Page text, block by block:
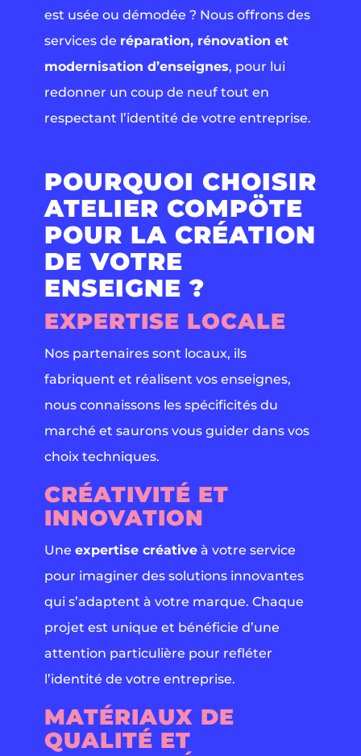
est usée ou démodée ? Nous offrons des
services de réparation, rénovation et
modernisation d’enseignes, pour lui
redonner un coup de neuf tout en
respectant l’identité de votre entreprise.
POURQUOI CHOISIR
ATELIER COMPÖTE
POUR LA CRÉATION
DE VOTRE
ENSEIGNE ?
EXPERTISE LOCALE
Nos partenaires sont locaux, ils
fabriquent et réalisent vos enseignes,
nous connaissons les spécificités du
marché et saurons vous guider dans vos
choix techniques.
CRÉATIVITÉ ET
INNOVATION
Une expertise créativeà votre service
pour imaginer des solutions innovantes
qui s’adaptent à votre marque. Chaque
projet est unique et bénéficie d’une
attention particulière pour refléter
l’identité de votre entreprise.
MATÉRIAUX DE
QUALITÉ ET